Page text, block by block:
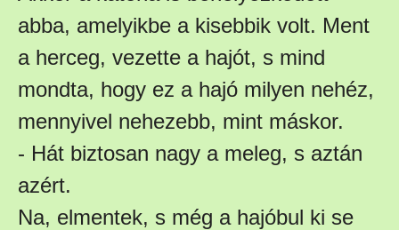
abba, amelyikbe a kisebbik volt. Ment
a herceg, vezette a hajót, s mind
mondta, hogy ez a hajó milyen nehéz,
mennyivel nehezebb, mint máskor.
- Hát biztosan nagy a meleg, s aztán
azért.
Na, elmentek, s még a hajóbul ki se